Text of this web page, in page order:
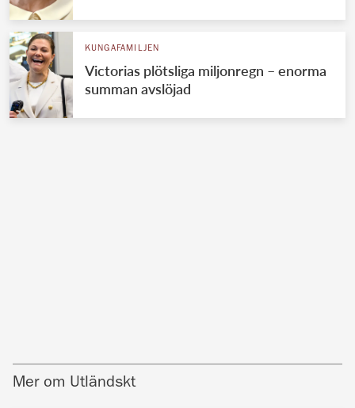
KUNGAFAMILJEN
Victorias plötsliga miljonregn – enorma
summan avslöjad
Mer om Utländskt